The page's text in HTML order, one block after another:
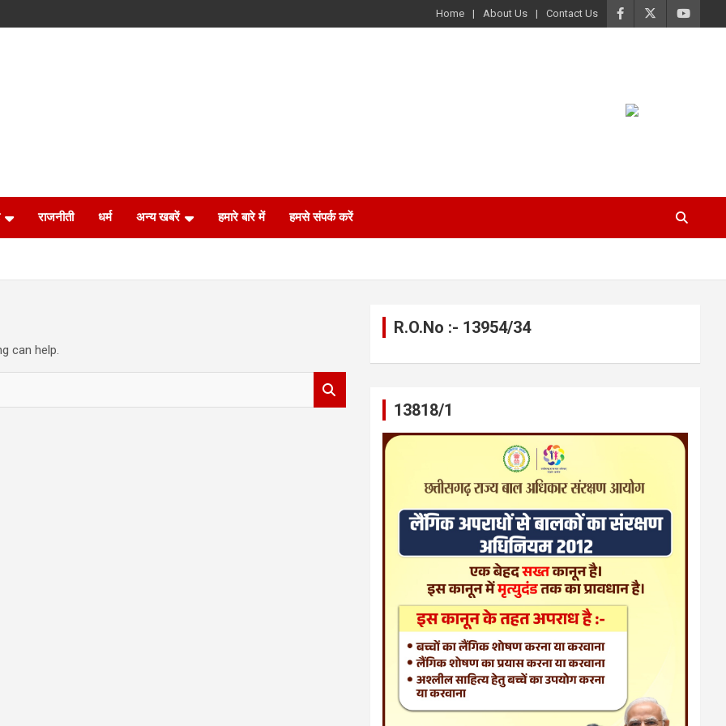
Home About Us Contact Us
राजनीती धर्म अन्य खबरें हमारे बारे में हमसे संपर्क करें
can help.
R.O.No :- 13954/34
13818/1